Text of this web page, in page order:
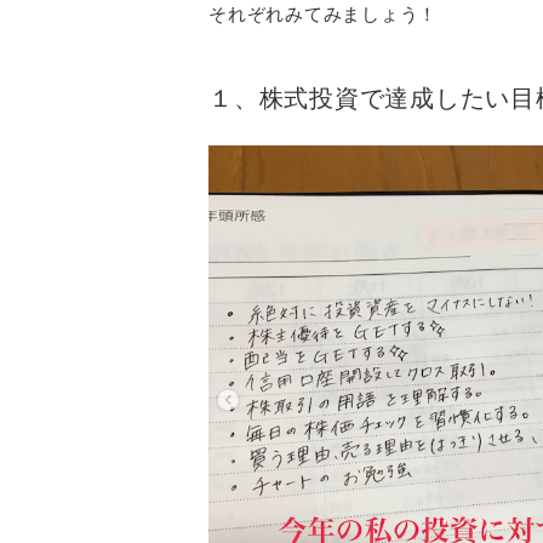
それぞれみてみましょう！
１、株式投資で達成したい目